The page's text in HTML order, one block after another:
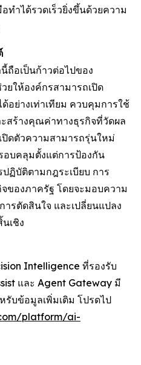
ทำได้รวดเร็วยิ่งขึ้นด้วยความ
ถือเป็นก้าวต่อไปของ
ให้องค์กรสามารถเปิด
อย่างเท่าเทียม ควบคุมการใช้
สร้างคุณค่าทางธุรกิจที่วัดผล
ปิดตัวความสามารถรุ่นใหม่
อบคลุมตั้งแต่การป้องกัน
ฏิบัติตามกฎระเบียบ การ
ของภาครัฐ โดยจะมอบความ
รตัดสินใจ และเปลี่ยนแปลง
เชิง
Intelligence ที่รองรับ
และ Agent Gateway มี
บข้อมูลเพิ่มเติม โปรดไป
platform/ai-